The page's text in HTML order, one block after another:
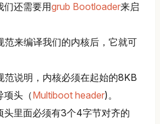
们还需要用grub Bootloader来启
来编译我们的内核后，它就可
范说明，内核必须在起始的8KB
项头（Multiboot header)。
头里面必须有3个4字节对齐的